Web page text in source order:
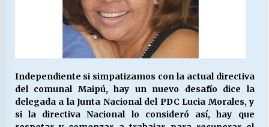
23/06/2026
VOLVER A SER ALTERNATIVA
MUNICIPALIDADES, HONORARIOS, DESPIDOS
28/05/2026
Independiente si simpatizamos con la actual directiva
del comunal Maipú, hay un nuevo desafío dice la
delegada a la Junta Nacional del PDC Lucia Morales, y
si la directiva Nacional lo consideró así, hay que